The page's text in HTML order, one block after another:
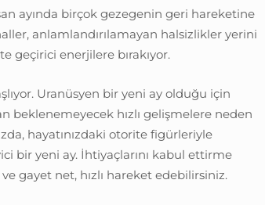
ayında birçok gezegenin geri hareketine
anlamlandırılamayan halsizlikler yerini
geçirici enerjilere bırakıyor.
Uranüsyen bir yeni ay olduğu için
beklenemeyecek hızlı gelişmelere neden
hayatınızdaki otorite figürleriyle
bir yeni ay. İhtiyaçlarını kabul ettirme
ve gayet net, hızlı hareket edebilirsiniz.